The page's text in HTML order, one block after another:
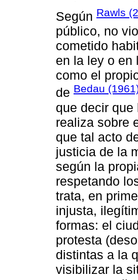
Según Rawls
público, no
cometido
en la ley o en
como el
de Bedau
que decir
realiza sobre
que tal acto
justicia de la
según la
respetando
trata, en
injusta,
formas: el
protesta
distintas a la
visibilizar la